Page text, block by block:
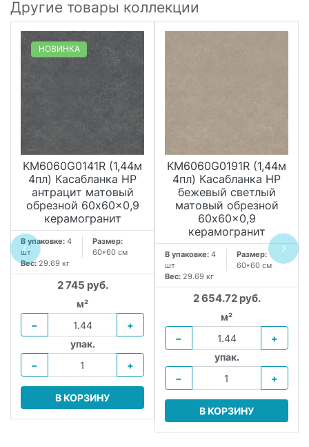
Другие товары коллекции
НОВИНКА
KM6060G0141R (1,44м
4пл) Касабланка HP
антрацит матовый
обрезной 60x60x0,9
керамогранит
В упаковке: 4
шт
Размер:
60*60 см
Вес: 29.69 кг
2 745 руб.
м²
−
+
упак.
−
+
В КОРЗИНУ
KM6060G0191R (1,44м
4пл) Касабланка HP
бежевый светлый
матовый обрезной
60x60x0,9
керамогранит
В упаковке: 4
шт
Размер:
60*60 см
Вес: 29.69 кг
2 654.72 руб.
м²
−
+
упак.
−
+
В КОРЗИНУ